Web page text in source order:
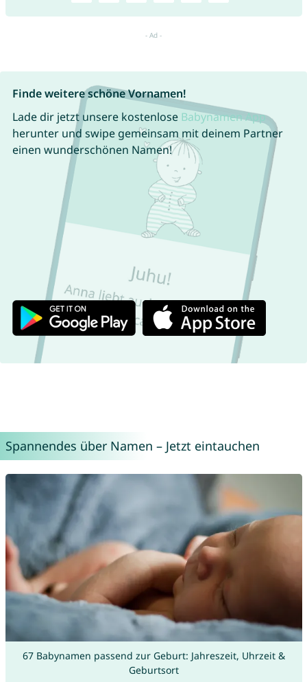
Finde weitere schöne Vornamen!
Lade dir jetzt unsere kostenlose Babynamen App
herunter und swipe gemeinsam mit deinem Partner
einen wunderschönen Namen!
Spannendes über Namen – Jetzt eintauchen
67 Babynamen passend zur Geburt: Jahreszeit, Uhrzeit &
Geburtsort